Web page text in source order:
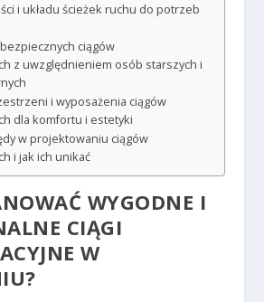
i układu ścieżek ruchu do potrzeb
ciągów
z uwzględnieniem osób starszych i
i wyposażenia ciągów
dla komfortu i estetyki
w projektowaniu ciągów
i jak ich unikać
WYGODNE I
CIĄGI
W